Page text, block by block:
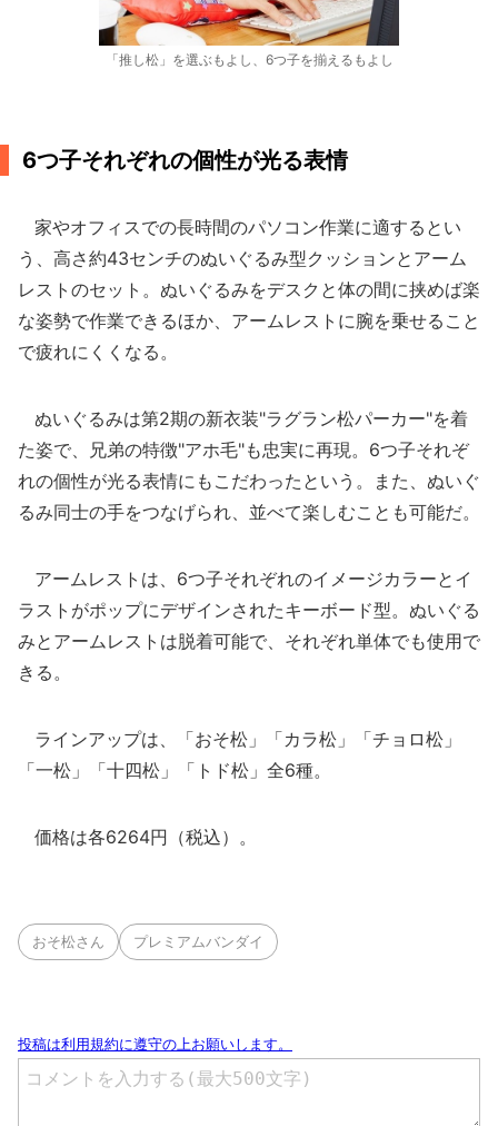
「推し松」を選ぶもよし、6つ子を揃えるもよし
6つ子それぞれの個性が光る表情
家やオフィスでの長時間のパソコン作業に適するとい
う、高さ約43センチのぬいぐるみ型クッションとアーム
レストのセット。ぬいぐるみをデスクと体の間に挟めば楽
な姿勢で作業できるほか、アームレストに腕を乗せること
で疲れにくくなる。
ぬいぐるみは第2期の新衣装"ラグラン松パーカー"を着
た姿で、兄弟の特徴"アホ毛"も忠実に再現。6つ子それぞ
れの個性が光る表情にもこだわったという。また、ぬいぐ
るみ同士の手をつなげられ、並べて楽しむことも可能だ。
アームレストは、6つ子それぞれのイメージカラーとイ
ラストがポップにデザインされたキーボード型。ぬいぐる
みとアームレストは脱着可能で、それぞれ単体でも使用で
きる。
ラインアップは、「おそ松」「カラ松」「チョロ松」
「一松」「十四松」「トド松」全6種。
価格は各6264円（税込）。
おそ松さん プレミアムバンダイ